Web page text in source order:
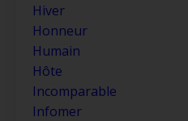
Hiver
Honneur
Humain
Hôte
Incomparable
Infomer